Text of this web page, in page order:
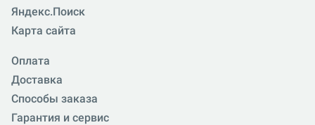
Яндекс.Поиск
Карта сайта
Оплата
Доставка
Способы заказа
Гарантия и сервис